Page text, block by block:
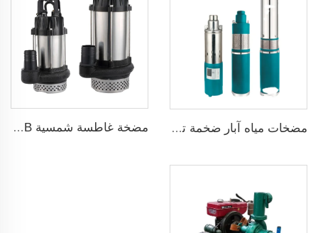
مضخات مياه آبار ضخمة تعمل بالطاقة الشمسية مضخة غاطسة شمسية ZQB مضخة ري لمياه الري